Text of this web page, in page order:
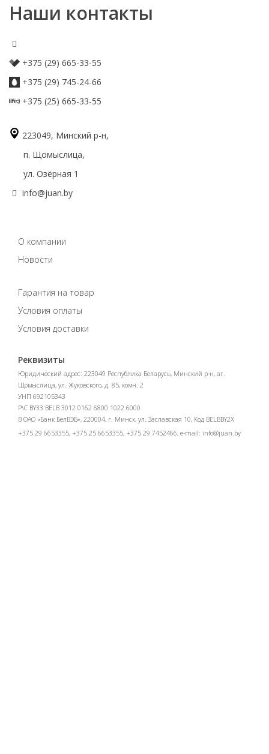
Наши контакты
+375 (29) 665-33-55
+375 (29) 745-24-66
+375 (25) 665-33-55
223049, Минский р-н,
п. Щомыслица,
ул. Озёрная 1
info@juan.by
О компании
Новости
Гарантия на товар
Условия оплаты
Условия доставки
Реквизиты
Юридический адрес: 223049 Республика Беларусь, Минский р-н, аг.
Щомыслица, ул. Жуковского, д. 85, комн. 2
УНП 692105343
Р\С BY33 BELB 3012 0162 6800 1022 6000
В ОАО «Банк БелВЭБ», 220004, г. Минск, ул. Заславская 10, Код BELBBY2X
+375 29 6653355, +375 25 6653355, +375 29 7452466, e-mail: info@juan.by